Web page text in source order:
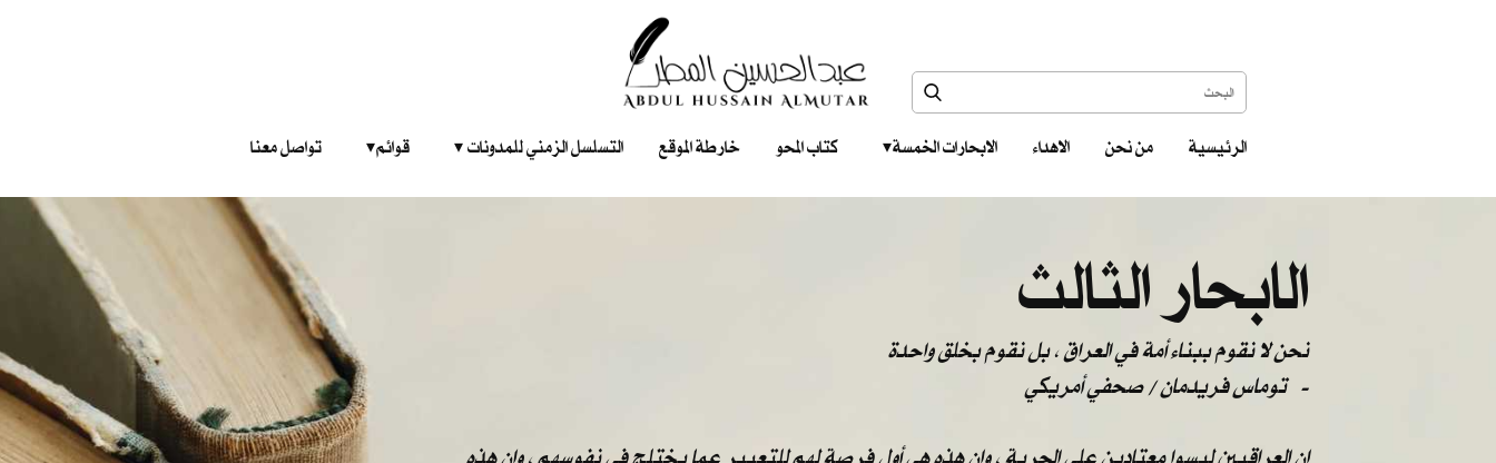
الرئيسية من نحن الاهداء الابحارات الخمسة ‎ ‎ ‎ كتاب المحو خارطة الموقع التسلسل الزمني للمدونات‎ ‎ ‎ ‎ ‎ قوائم‎ ‎ ‎ ‎ تواصل معنا
الابحار الثالث
نحن لا نقوم ببناء أمة في العراق ، بل نقوم بخلق واحدة
توماس فريدمان / صحفي أمريكي -